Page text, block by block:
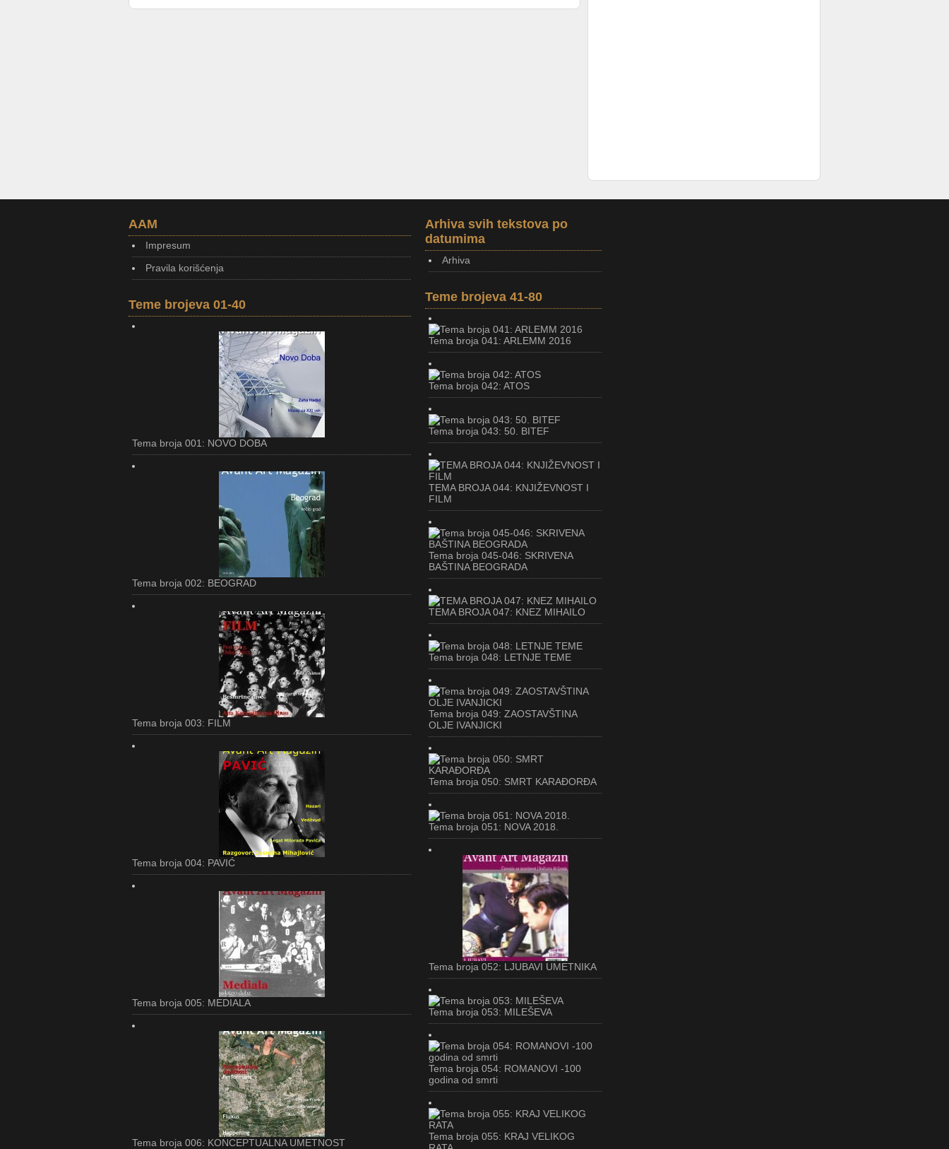
AAM
Impresum
Pravila korišćenja
Teme brojeva 01-40
Tema broja 001: NOVO DOBA
Tema broja 002: BEOGRAD
Tema broja 003: FILM
Tema broja 004: PAVIĆ
Tema broja 005: MEDIALA
Tema broja 006: KONCEPTUALNA UMETNOST
Arhiva svih tekstova po
datumima
Arhiva
Teme brojeva 41-80
Tema broja 041: ARLEMM 2016
Tema broja 042: ATOS
Tema broja 043: 50. BITEF
TEMA BROJA 044: KNJIŽEVNOST I
FILM
Tema broja 045-046: SKRIVENA
BAŠTINA BEOGRADA
TEMA BROJA 047: KNEZ MIHAILO
Tema broja 048: LETNJE TEME
Tema broja 049: ZAOSTAVŠTINA
OLJE IVANJICKI
Tema broja 050: SMRT KARAĐORĐA
Tema broja 051: NOVA 2018.
Tema broja 052: LJUBAVI UMETNIKA
Tema broja 053: MILEŠEVA
Tema broja 054: ROMANOVI -100
godina od smrti
Tema broja 055: KRAJ VELIKOG